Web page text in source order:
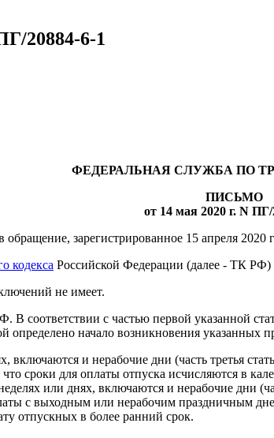
20884-6-1
ФЕДЕРАЛЬНАЯ СЛУЖБА ПО
ПИСЬМО
от 14 мая 2020 г. N ПГ/
зарегистрированное 15 апреля 2020
кодекса Российской Федерации (далее - ТК РФ)
не имеет.
В соответствии с частью первой указанной
определено начало возникновения указанных
включаются и нерабочие дни (часть третья
сроки для оплаты отпуска исчисляются в
или днях, включаются и нерабочие дни
с выходным или нерабочим праздничным
отпускных в более ранний срок.